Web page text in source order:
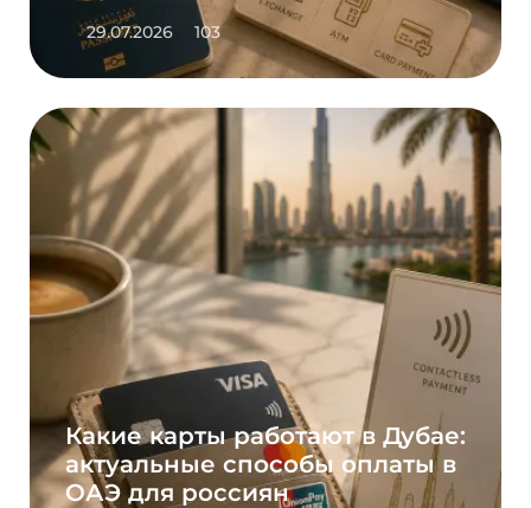
29.07.2026 103
Какие карты работают в Дубае:
актуальные способы оплаты в
ОАЭ для россиян